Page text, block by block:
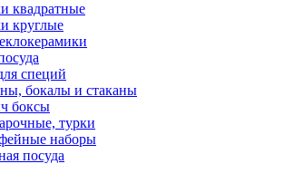
квадратные
круглые
специй
бокалы и стаканы
боксы
турки
наборы
посуда